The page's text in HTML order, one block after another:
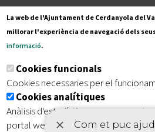
Segueix-nos a:
Subscriu-te al nostre butlletí
Inici | Avís legal | Protecció de
| Accessibilitat
La web de l'Ajuntament de Cerdanyola del
millorar l'experiència de navegació dels
informació.
Cookies funcionals
Cookies necessaries per el
Cookies analítiques
Anàlisis d'estadístiques que
portal web